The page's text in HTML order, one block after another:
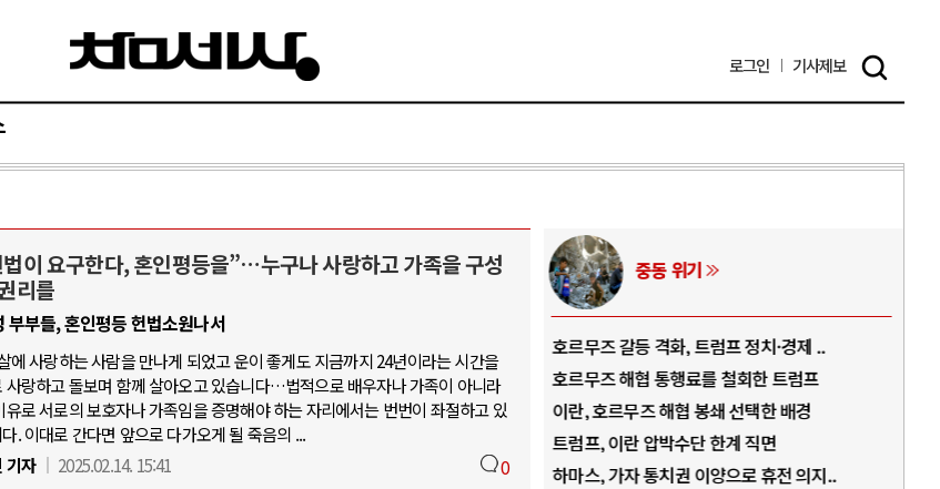
로그인 기사제보
이 요구한다, 혼인평등을”…누구나 사랑하고 가족을 구성
리를
부부들, 혼인평등 헌법소원나서
에 사랑하는 사람을 만나게 되었고 운이 좋게도 지금까지 24년이라는 시간을
사랑하고 돌보며 함께 살아오고 있습니다…법적으로 배우자나 가족이 아니라
유로 서로의 보호자나 가족임을 증명해야 하는 자리에서는 번번이 좌절하고 있
. 이대로 간다면 앞으로 다가오게 될 죽음의 ...
기자
2025.02.14. 15:41 0
라이나 전쟁
나, 대리전의 역..
력 직후, 러시아..
2027년까지 공..
스토니아, 네덜란..
습 주고받아…민간 ..
중동 위기
호르무즈 해협 통행료를 철회한 트럼프
이란, 호르무즈 해협 봉쇄 선택한 배경
트럼프, 이란 압박수단 한계 직면
하마스, 가자 통치권 이양으로 휴전 의지..
AI와 인간
중국 AI, 저가 공세로 글로벌 토큰 시..
AI 국부펀드 구상 놓고 미국 진보진영 ..
AI 데이터센터 반대 투쟁은 새로운 글로..
AI의 숨은 환경 비용: 데이터센터 확산..
AI는 어떻게 미국 민주주의를 잠식하고 ..